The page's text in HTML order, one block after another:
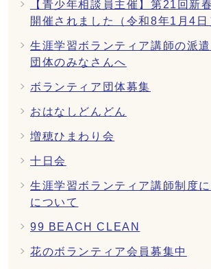
【青少年相談員主催】第21回新
開催されました（令和8年1月4日
生涯学習ボランティア講師の派
団体のみなさんへ
ボランティア団体募集
おはなしどんどん
増穂ひまわり会
十日会
生涯学習ボランティア講師制度
について
99 BEACH CLEAN
花のボランティア会員募集中